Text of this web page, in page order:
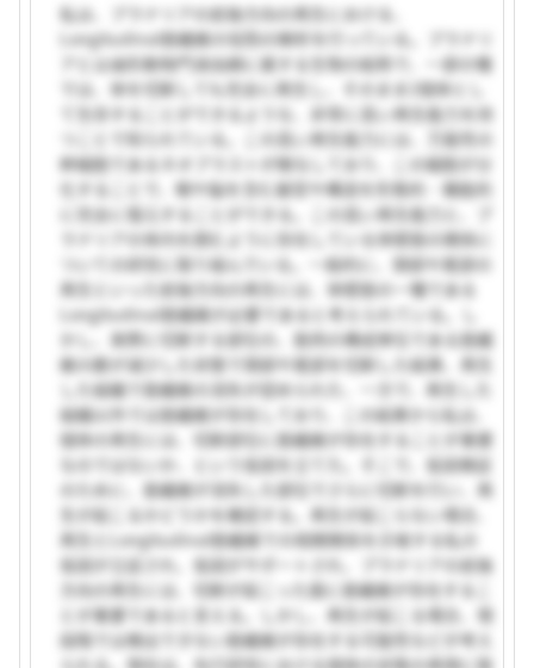
私は、プラナリアの前後方向の再生における、
Longitudinal筋繊維の役割の解析を行っている。プラナリ
アとは扁形動物門渦虫綱に属する生物の総称で、一部の種
では、体を切断しても完全に再生し、そのまま2個体とし
て生存することができるような、非常に高い再生能力を持
つことで知られている。この高い再生能力には、万能性の
幹細胞であるネオブラストが関与しており、この細胞が分
化することで、眼や脳を含む器官や構造を形態的・機能的
に完全に復元することができる。この高い再生能力と、プ
ラナリアの体内を囲むように存在している体壁筋の関係に
ついての研究に取り組んでいる。一般的に、頭部や尾部の
再生といった前後方向の再生には、体壁筋の一種である
Longitudinal筋繊維が必要であると考えられている。し
かし、実際に切断する部位の、筋肉の構成単位である筋繊
維の数が減少した状態で頭部や尾部を切断した結果、再生
した組織で筋繊維の消失が認められた、一方で、再生した
組織以外では筋繊維が存在しており、この結果から私は、
個体の再生には、切断部位に筋繊維が存在することが重要
なのではないか、という仮説を立てた。そこで、仮説検証
のために、筋繊維が消失した部位でさらに切断を行い、再
生が起こるかどうかを確認する。再生が起こらない場合、
再生とLongitudinal筋繊維での相関関係を示唆する私の
仮説が立証され、仮説がサポートされ、プラナリアの前後
方向の再生には、切断が起こった面に筋繊維が存在するこ
とが重要であると言える。しかし、再生が起こる場合、現
段階では検出できない筋繊維が存在する可能性などが考え